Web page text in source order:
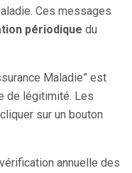
Ces messages
périodique du
Maladie” est
de légitimité. Les
sur un bouton
annuelle des